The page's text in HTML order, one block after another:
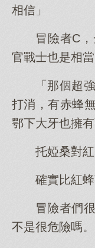
相信」
冒險者C
官戰士也是相當
「那個超
打消，有赤蜂
鄂下大牙也擁
托婭桑對
確實比紅蜂
冒險者們
不是很危險嗎。